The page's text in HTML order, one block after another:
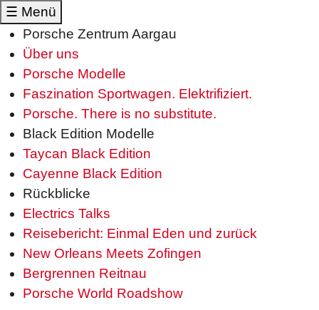
☰ Menü
Porsche Zentrum Aargau
Über uns
Porsche Modelle
Faszination Sportwagen. Elektrifiziert.
Porsche. There is no substitute.
Black Edition Modelle
Taycan Black Edition
Cayenne Black Edition
Rückblicke
Electrics Talks
Reisebericht: Einmal Eden und zurück
New Orleans Meets Zofingen
Bergrennen Reitnau
Porsche World Roadshow